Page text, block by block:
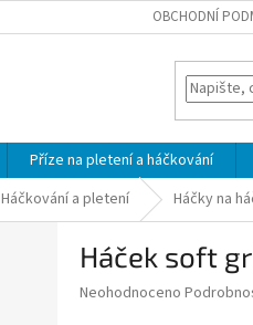
OBCHODNÍ
Příze na pletení a háčkování
Háčkování a pletení Háčky na
Háček soft
Průměrné
Neohodnoceno